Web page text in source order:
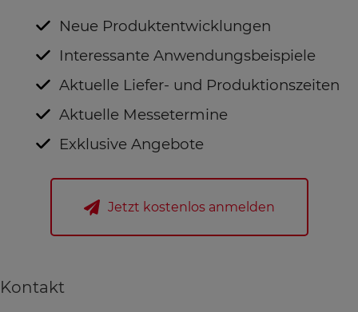
Neue Produktentwicklungen
Interessante Anwendungsbeispiele
Aktuelle Liefer- und Produktionszeiten
Aktuelle Messetermine
Exklusive Angebote
Jetzt kostenlos anmelden
Kontakt